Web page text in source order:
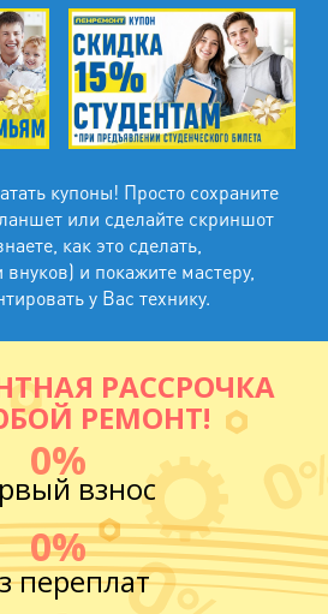
купоны! Просто сохраните
или сделайте скриншот
как это сделать,
и покажите мастеру,
у Вас технику.
РАССРОЧКА
РЕМОНТ!
0%
взнос
0%
переплат